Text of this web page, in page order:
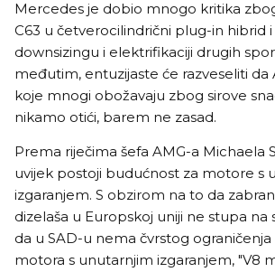
Mercedes je dobio mnogo kritika
C63 u četverocilindrični plug-in hibrid i
downsizingu i elektrifikaciji drugih
međutim, entuzijaste će razveseliti da
koje mnogi obožavaju zbog sirove
nikamo otići, barem ne zasad.
Prema riječima šefa AMG-a Michaela
uvijek postoji budućnost za motore s
izgaranjem. S obzirom na to da
dizelaša u Europskoj uniji ne stupa na
da u SAD-u nema čvrstog
motora s unutarnjim izgaranjem, "V8